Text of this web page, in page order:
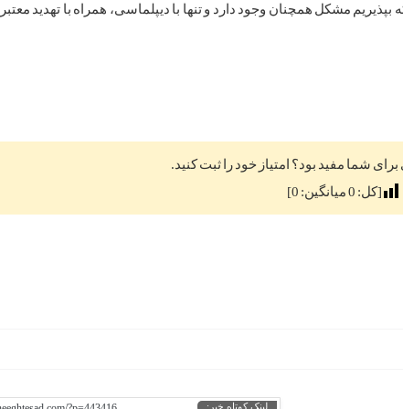
مشکل همچنان وجود دارد و تنها با دیپلماسی، همراه با تهدید معتبر
برای شما مفید بود؟ امتیاز خود را ثبت کنید.
[کل: 0میانگین: 0
]
لینک کوتاه خبر: